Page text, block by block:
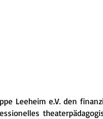
Leeheim e.V. den